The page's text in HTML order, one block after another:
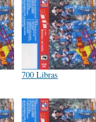
700 Libras